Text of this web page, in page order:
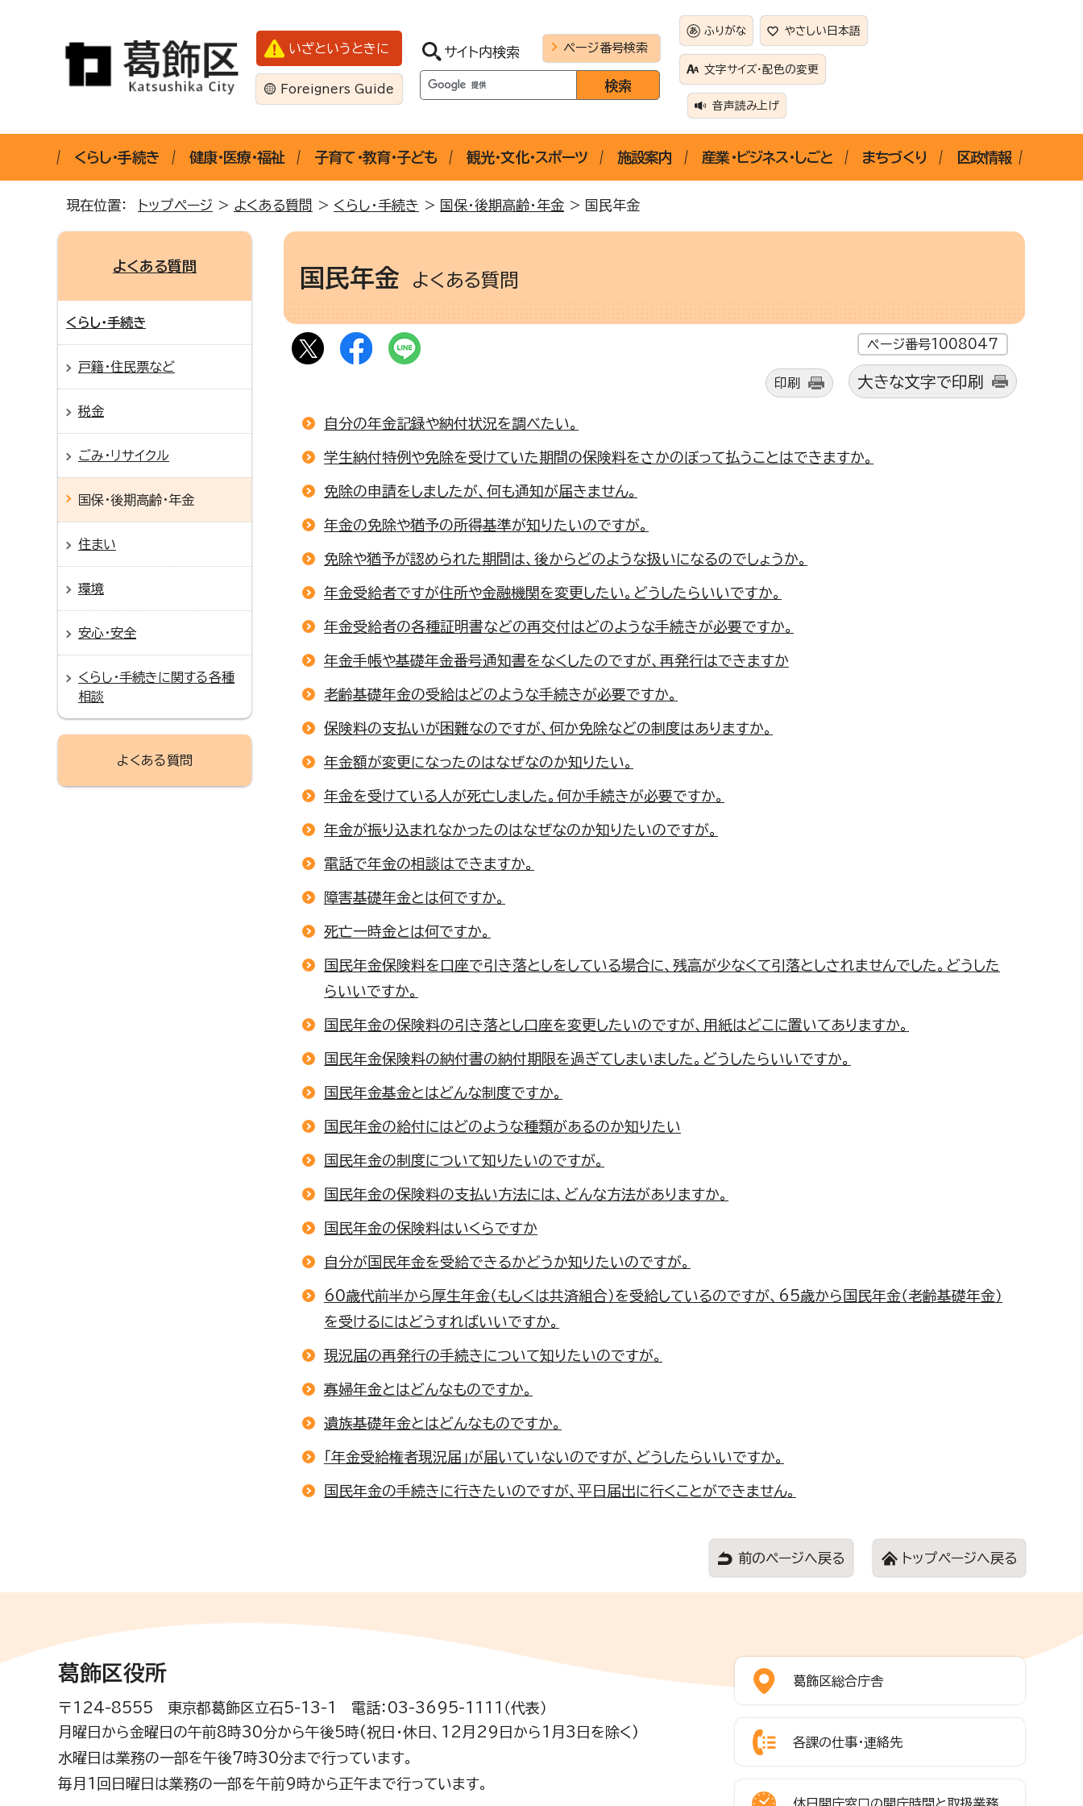
いざというときに
Foreigners Guide
サイト内検索 ページ番号検索
ふりがな やさしい日本語
文字サイズ・配色の変更
音声読み上げ
くらし・手続き 健康・医療・福祉 子育て・教育・子ども 観光・文化・スポーツ 施設案内 産業・ビジネス・しごと まちづくり 区政情報
現在位置： トップページ > よくある質問 > くらし・手続き > 国保・後期高齢・年金 > 国民年金
国民年金 よくある質問
ページ番号1008047
印刷 大きな文字で印刷
自分の年金記録や納付状況を調べたい。
学生納付特例や免除を受けていた期間の保険料をさかのぼって払うことはできますか。
免除の申請をしましたが、何も通知が届きません。
年金の免除や猶予の所得基準が知りたいのですが。
免除や猶予が認められた期間は、後からどのような扱いになるのでしょうか。
年金受給者ですが住所や金融機関を変更したい。どうしたらいいですか。
年金受給者の各種証明書などの再交付はどのような手続きが必要ですか。
年金手帳や基礎年金番号通知書をなくしたのですが、再発行はできますか
老齢基礎年金の受給はどのような手続きが必要ですか。
保険料の支払いが困難なのですが、何か免除などの制度はありますか。
年金額が変更になったのはなぜなのか知りたい。
年金を受けている人が死亡しました。何か手続きが必要ですか。
年金が振り込まれなかったのはなぜなのか知りたいのですが。
電話で年金の相談はできますか。
障害基礎年金とは何ですか。
死亡一時金とは何ですか。
国民年金保険料を口座で引き落としをしている場合に、残高が少なくて引落としされませんでした。どうした
らいいですか。
国民年金の保険料の引き落とし口座を変更したいのですが、用紙はどこに置いてありますか。
国民年金保険料の納付書の納付期限を過ぎてしまいました。どうしたらいいですか。
国民年金基金とはどんな制度ですか。
国民年金の給付にはどのような種類があるのか知りたい
国民年金の制度について知りたいのですが。
国民年金の保険料の支払い方法には、どんな方法がありますか。
国民年金の保険料はいくらですか
自分が国民年金を受給できるかどうか知りたいのですが。
60歳代前半から厚生年金（もしくは共済組合）を受給しているのですが、65歳から国民年金（老齢基礎年金）
を受けるにはどうすればいいですか。
現況届の再発行の手続きについて知りたいのですが。
寡婦年金とはどんなものですか。
遺族基礎年金とはどんなものですか。
「年金受給権者現況届」が届いていないのですが、どうしたらいいですか。
国民年金の手続きに行きたいのですが、平日届出に行くことができません。
よくある質問
くらし・手続き
戸籍・住民票など
税金
ごみ・リサイクル
国保・後期高齢・年金
住まい
環境
安心・安全
くらし・手続きに関する各種
相談
よくある質問
前のページへ戻る トップページへ戻る
葛飾区役所
〒124-8555 東京都葛飾区立石5-13-1 電話：03-3695-1111（代表）
月曜日から金曜日の午前8時30分から午後5時(祝日・休日、12月29日から1月3日を除く)
水曜日は業務の一部を午後7時30分まで行っています。
毎月1回日曜日は業務の一部を午前9時から正午まで行っています。
葛飾区総合庁舎
各課の仕事・連絡先